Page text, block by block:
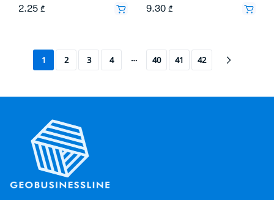
2.25 ₾ 9.30 ₾
1 2 3 4 … 40 41 42